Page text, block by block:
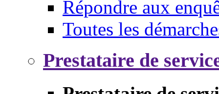
Répondre aux
Toutes les
Prestataire de